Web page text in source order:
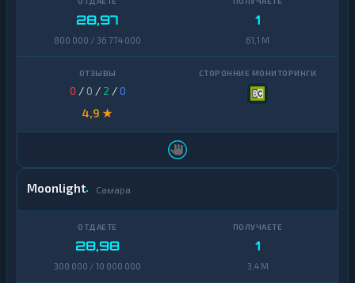
28,97
800 000 / 36 774 000
1
61,1 M
0 / 0 / 2 /0
4,9 ★
Moonlight Самара
28,98
300 000 / 10 000 000
1
3,4 M